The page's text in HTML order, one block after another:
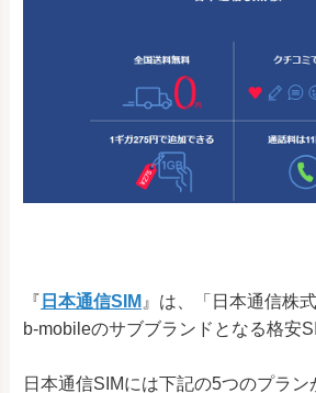
『 日本通信SIM 』は、「日本通信株
b-mobileのサブブランドとなる格安
日本通信SIMには下記の5つのプラン